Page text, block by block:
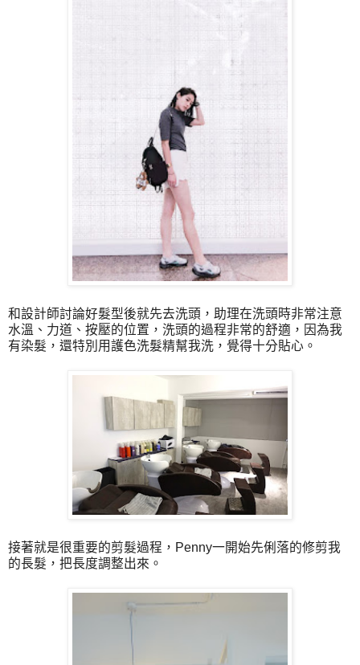
和設計師討論好髮型後就先去洗頭，助理在洗頭時非常注意
水溫、力道、按壓的位置，洗頭的過程非常的舒適，因為我
有染髮，還特別用護色洗髮精幫我洗，覺得十分貼心。
接著就是很重要的剪髮過程，Penny一開始先俐落的修剪我
的長髮，把長度調整出來。